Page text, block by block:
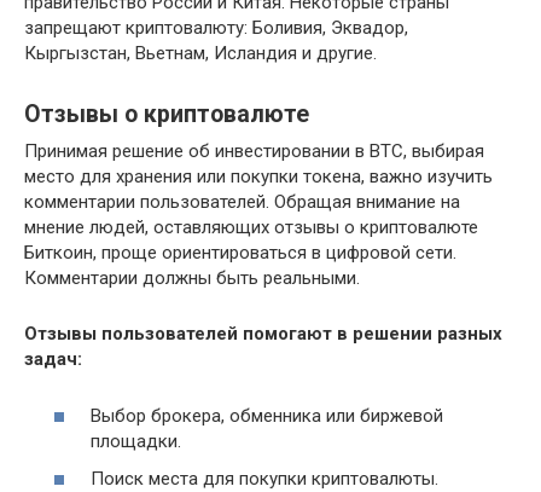
запрещают криптовалюту: Боливия, Эквадор,
Кыргызстан, Вьетнам, Исландия и другие.
Отзывы о криптовалюте
Принимая решение об инвестировании в BTC, выбирая
место для хранения или покупки токена, важно изучить
комментарии пользователей. Обращая внимание на
мнение людей, оставляющих отзывы о криптовалюте
Биткоин, проще ориентироваться в цифровой сети.
Комментарии должны быть реальными.
Отзывы пользователей помогают в решении разных
задач:
Выбор брокера, обменника или биржевой
площадки.
Поиск места для покупки криптовалюты.